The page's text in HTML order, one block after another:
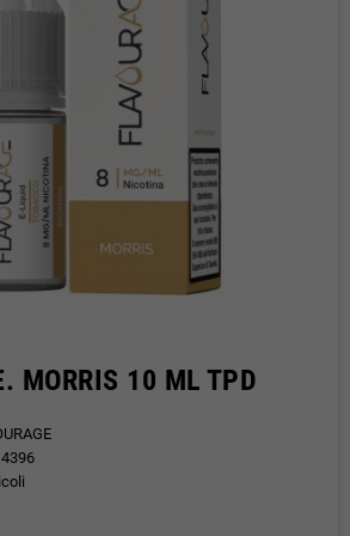
MORRIS 10 ML TPD